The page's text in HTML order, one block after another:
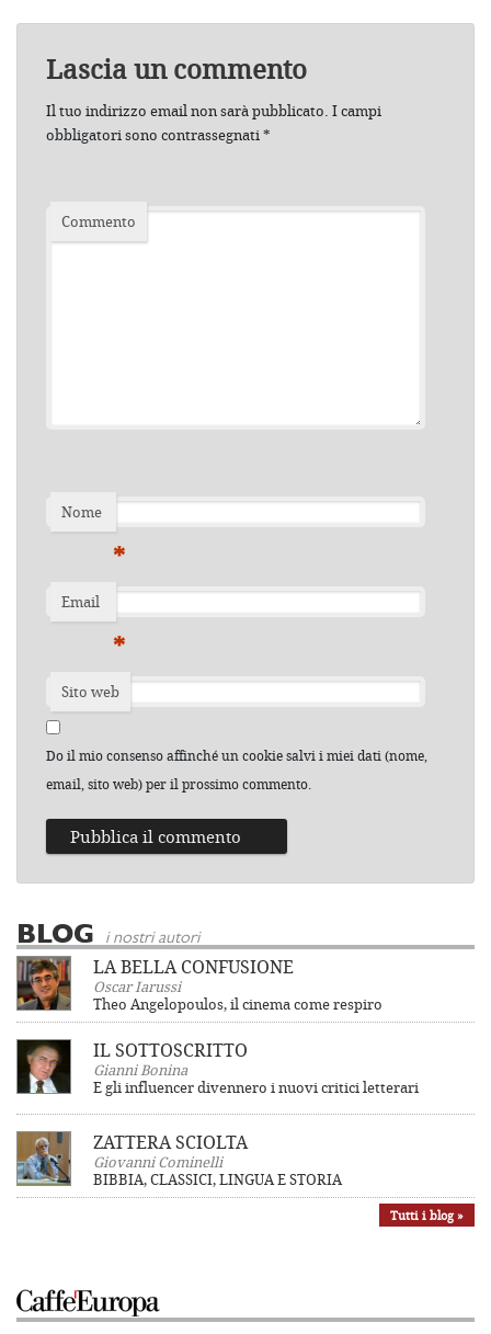
Lascia un commento
Il tuo indirizzo email non sarà pubblicato. I campi
obbligatori sono contrassegnati*
Commento
Nome
*
Email
*
Sito web
Do il mio consenso affinché un cookie salvi i miei dati (nome,
email, sito web) per il prossimo commento.
BLOG i nostri autori
LA BELLA CONFUSIONE
Oscar Iarussi
Theo Angelopoulos, il cinema come respiro
IL SOTTOSCRITTO
Gianni Bonina
E gli influencer divennero i nuovi critici letterari
ZATTERA SCIOLTA
Giovanni Cominelli
BIBBIA, CLASSICI, LINGUA E STORIA
Tutti i blog »